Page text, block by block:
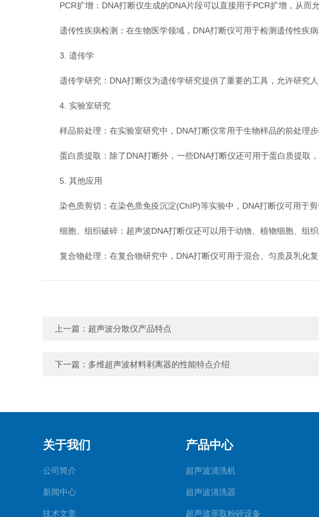
PCR扩增：DNA打断仪生成的DNA片段可以直接用于PCR扩增，从而允
遗传性疾病检测：在生物医学领域，DNA打断仪可用于检测遗传性疾病
3. 遗传学
遗传学研究：DNA打断仪为遗传学研究提供了重要的工具，允许研究人
4. 实验室研究
样品前处理：在实验室研究中，DNA打断仪常用于生物样品的前处理步
蛋白质提取：除了DNA打断外，一些DNA打断仪还可用于蛋白质提取，
5. 其他应用
染色质剪切：在染色质免疫沉淀(ChIP)等实验中，DNA打断仪可用于剪
细胞、组织破碎：超声波DNA打断仪还可以用于动物、植物细胞、组织
复合物处理：在复合物研究中，DNA打断仪可用于混合、匀质及乳化复
上一篇： 超声波分散仪产品特点
下一篇： 多维超声波材料剥离器的性能特点介绍
关于我们
公司简介
新闻中心
技术文章
产品中心
超声波清洗机
超声波清洗器
超声波萃取粉碎设备